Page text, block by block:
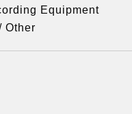
Equipment
Other